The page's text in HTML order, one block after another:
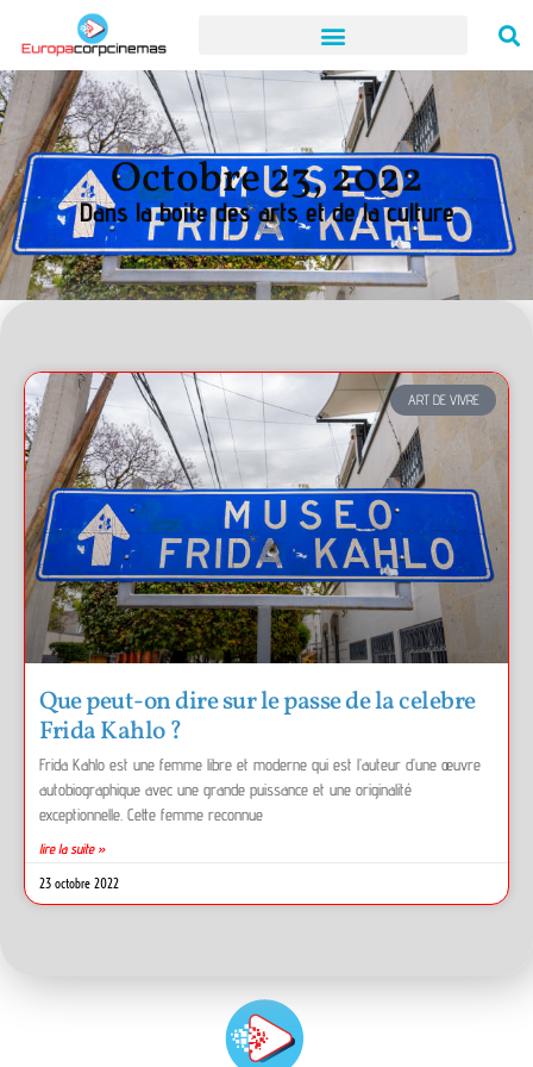
Octobre 23, 2022
Dans la boite des arts et de la culture
ART DE VIVRE
Que peut-on dire sur le passe de la celebre
Frida Kahlo ?
Frida Kahlo est une femme libre et moderne qui est l’auteur d’une œuvre
autobiographique avec une grande puissance et une originalité
exceptionnelle. Cette femme reconnue
lire la suite »
23 octobre 2022